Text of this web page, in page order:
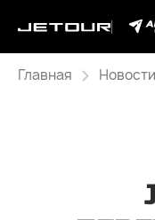
Главная Новости